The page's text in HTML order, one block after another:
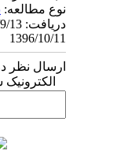
نوع مطالعه:
1396/10/11
ارسال نظر
الکترونیک